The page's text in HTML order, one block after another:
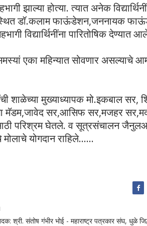
झाल्या होत्या. त्यात अनेक
डॉ.कलाम फाऊंडेशन,जननायक
विद्यार्थिनींना पारितोषिक देण्यात
एका महिन्यात सोवणार असल्याचे
शाळेच्या मुख्याध्यापक मो.इकबाल सर,
मॅडम,जावेद सर,आसिफ सर,मजहर
परिश्रम घेतले. व सूत्रसंचालन
योगदान राहिले......
श्री. संतोष गंभीर भोई - महाराष्ट्र पत्रकार संघ, धुळे